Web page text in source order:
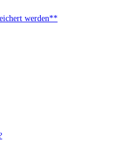
werden**